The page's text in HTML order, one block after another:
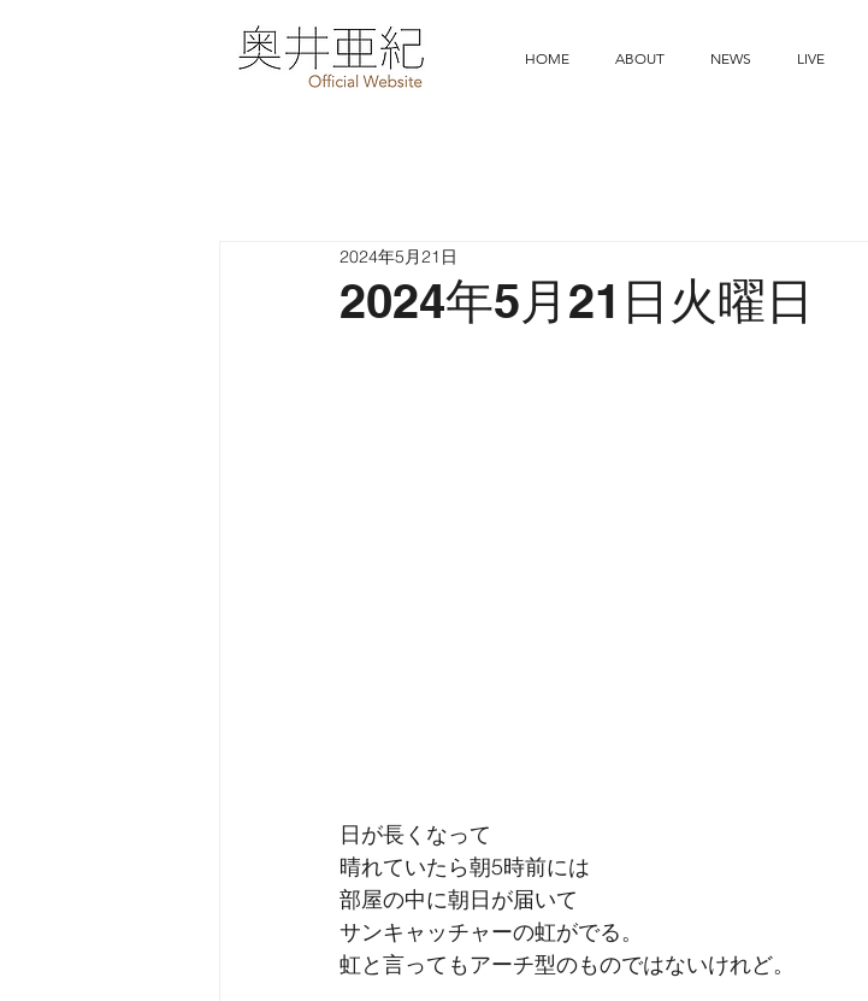
HOME ABOUT NEWS LIVE
2024年5月21日火曜日
2024年5月21日
日が長くなって
晴れていたら朝5時前には
部屋の中に朝日が届いて
サンキャッチャーの虹がでる。
虹と言ってもアーチ型のものではないけれど。